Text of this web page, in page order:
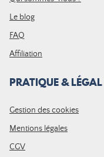
Le blog
FAQ
Affiliation
PRATIQUE & LÉGAL
Gestion des cookies
Mentions légales
CGV